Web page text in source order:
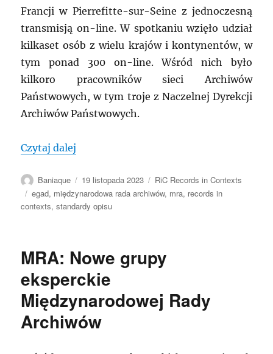
Francji w Pierrefitte-sur-Seine z jednoczesną
transmisją on-line. W spotkaniu wzięło udział
kilkaset osób z wielu krajów i kontynentów, w
tym ponad 300 on-line. Wśród nich było
kilkoro pracowników sieci Archiwów
Państwowych, w tym troje z Naczelnej Dyrekcji
Archiwów Państwowych.
Czytaj dalej
Autor
Baniaque
Data
publikacji
19 listopada 2023 Kategorie
RiC Records in Contexts
Tagi
egad, międzynarodowa rada archiwów, mra, records in
contexts,standardy opisu
MRA: Nowe grupy
eksperckie
Międzynarodowej Rady
Archiwów